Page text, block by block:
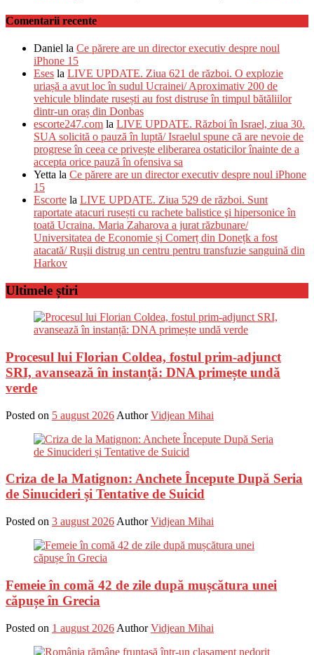
Comentarii recente
Daniel la Ce părere are un director executiv despre noul
iPhone 15
Eses la LIVE UPDATE. Ziua 621 de război. O explozie
uriașă a avut loc în sudul Ucrainei/ Aproximativ 200 de
vehicule blindate rusești au fost distruse în timpul bătăliilor
dintr-un oraș din Donbas
escorte247.com la LIVE UPDATE. Război în Israel, ziua 30.
SUA solicită o pauză în luptă/ Israelul spune că are nevoie de
progrese în ceea ce privește eliberarea ostaticilor înainte de a
accepta orice pauză în ofensiva sa
Yetta la Ce părere are un director executiv despre noul iPhone
15
Escorte la LIVE UPDATE. Ziua 529 de război. Sunt
raportate atacuri rusești cu rachete balistice şi hipersonice în
toată Ucraina. Maria Zaharova a jurat răzbunare/
Universitatea de Economie și Comerț din Donețk a fost
atacată/ Ruşii distrug un centru pentru transfuzie sanguină din
Harkov
Ultimele știri
Procesul lui Florian Coldea, fostul prim-adjunct
SRI, avansează în instanță: DNA primește undă
verde
Posted on 5 august 2026 Author Vidjean Mihai
Criza de la Matignon: Anchete Începute După Seria
de Sinucideri și Tentative de Suicid
Posted on 3 august 2026 Author Vidjean Mihai
Femeie în comă 42 de zile după mușcătura unei
căpușe în Grecia
Posted on 1 august 2026 Author Vidjean Mihai